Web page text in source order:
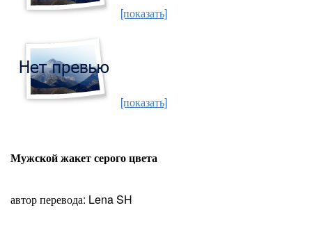
[показать]
[показать]
Мужской жакет серого цвета
автор перевода: Lena SH